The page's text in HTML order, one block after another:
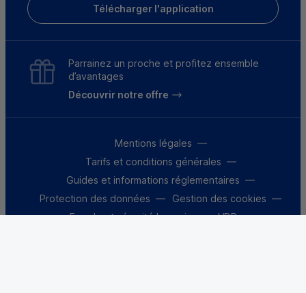
Télécharger l'application
Parrainez un proche et profitez ensemble
d’avantages
Découvrir notre offre
Mentions légales
Tarifs et conditions générales
Guides et informations réglementaires
Protection des données
Gestion des cookies
Fraude et sécurité bancaire
VDP